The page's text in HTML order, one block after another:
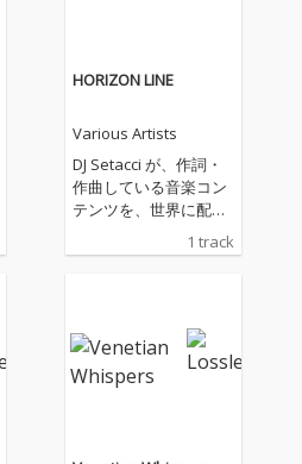
HORIZON LINE
Various Artists
DJ Setacci が、作詞・
作曲している音楽コン
テンツを、世界に配信
しています。主なジャ
ンルは、House、R&
1 track